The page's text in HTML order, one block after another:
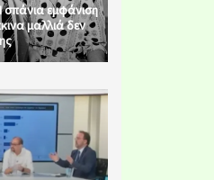
εμφάνιση
μαλλιά δεν